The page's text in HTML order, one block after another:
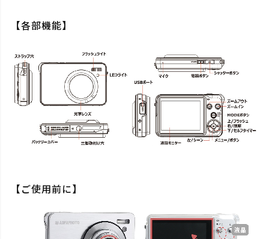
【各部機能】
【ご使用前に】